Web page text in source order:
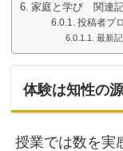
家庭と学び 関連
投稿者プ
最新
体験は知性の
授業では数を実